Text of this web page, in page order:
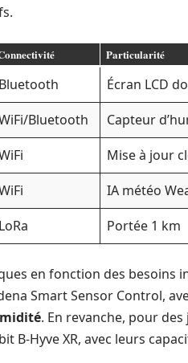
Particularité
Bluetooth Écran LCD
Bluetooth Capteur
Mise à jour
IA météo
LoRa Portée 1 km
en fonction des besoins
Smart Sensor Control,
. En revanche, pour
B-Hyve XR, avec leurs